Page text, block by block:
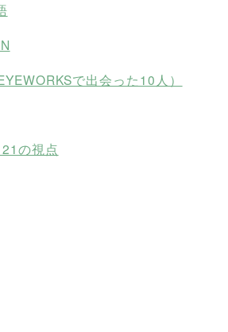
で出会った10人）
の視点